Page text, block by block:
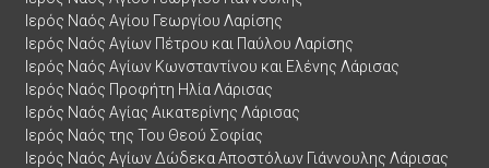
Ιερός Ναός Αγίου Γεωργίου Λαρίσης
Ιερός Ναός Αγίων Πέτρου και Παύλου Λαρίσης
Ιερός Ναός Αγίων Κωνσταντίνου και Ελένης Λάρισας
Ιερός Ναός Προφήτη Ηλία Λάρισας
Ιερός Ναός Αγίας Αικατερίνης Λάρισας
Ιερός Ναός της Του Θεού Σοφίας
Ιερός Ναός Αγίων Δώδεκα Αποστόλων Γιάννουλης Λάρισας